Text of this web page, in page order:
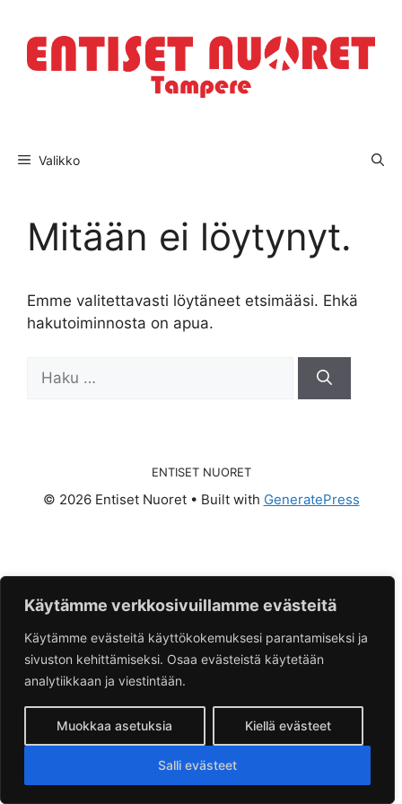
Käytämme verkkosivuillamme evästeitä
Käytämme evästeitä käyttökokemuksesi parantamiseksi ja
sivuston kehittämiseksi. Osaa evästeistä käytetään
analytiikkaan ja viestintään.
Muokkaa asetuksia Kiellä evästeet
Salli evästeet
sisältöön
Valikko
Mitään ei löytynyt.
Emme valitettavasti löytäneet etsimääsi. Ehkä
hakutoiminnosta on apua.
Haku:
ENTISET NUORET
© 2026 Entiset Nuoret• Built with GeneratePress